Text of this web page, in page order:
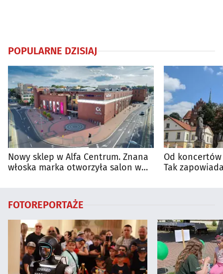
POPULARNE DZISIAJ
Nowy sklep w Alfa Centrum. Znana
włoska marka otworzyła salon w
Od
Tak
FOTOREPORTAŻE